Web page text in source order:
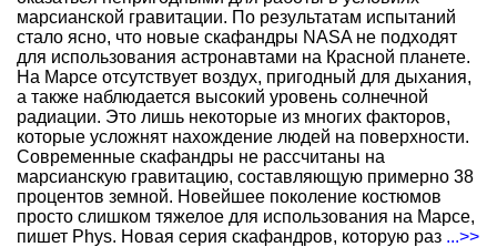
марсианской гравитации. По результатам испытаний
стало ясно, что новые скафандры NASA не подходят
для использования астронавтами на Красной планете.
На Марсе отсутствует воздух, пригодный для дыхания,
а также наблюдается высокий уровень солнечной
радиации. Это лишь некоторые из многих факторов,
которые усложнят нахождение людей на поверхности.
Современные скафандры не рассчитаны на
марсианскую гравитацию, составляющую примерно 38
процентов земной. Новейшее поколение костюмов
просто слишком тяжелое для использования на Марсе,
пишет Phys. Новая серия скафандров, которую раз ...>>